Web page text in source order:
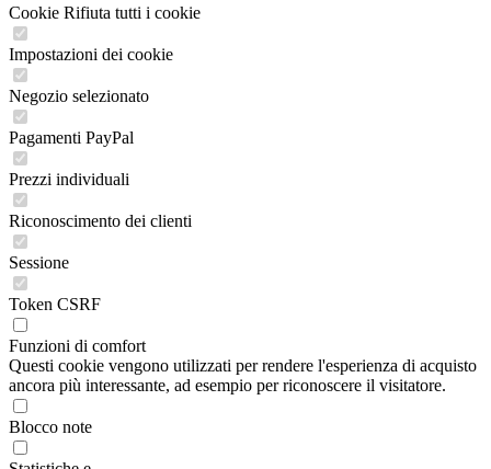
Cookie Rifiuta tutti i cookie
Impostazioni dei cookie
Negozio selezionato
Pagamenti PayPal
Prezzi individuali
Riconoscimento dei clienti
Sessione
Token CSRF
Funzioni di comfort
Questi cookie vengono utilizzati per rendere l'esperienza di acquisto
ancora più interessante, ad esempio per riconoscere il visitatore.
Blocco note